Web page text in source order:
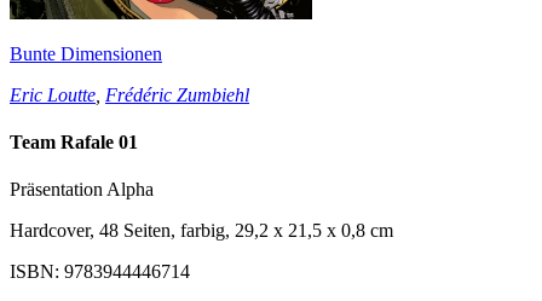
Bunte Dimensionen
Eric Loutte Frédéric Zumbiehl
Team Rafale 01
Präsentation Alpha
Hardcover, 48 Seiten, farbig, 29,2 x 21,5 x 0,8 cm
ISBN: 9783944446714